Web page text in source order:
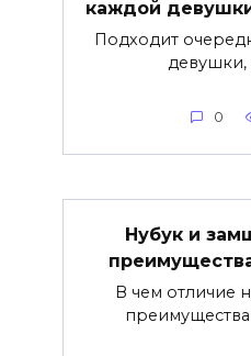
каждой
Подходит
девушки,
0
Нубук и
В чем отличие